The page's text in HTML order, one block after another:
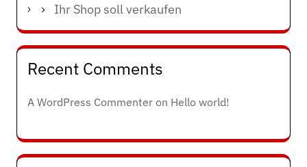
Ihr Shop soll verkaufen
Recent Comments
A WordPress Commenter on Hello world!